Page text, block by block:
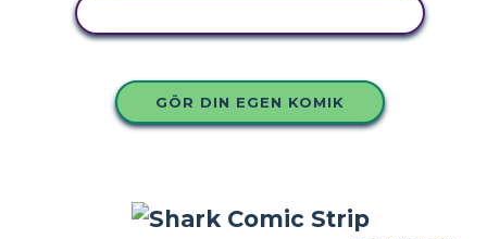
GÖR DIN EGEN KOMIK